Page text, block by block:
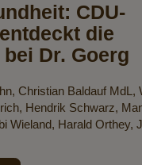
CDU-
die
Dr. Goerg
Christian Baldauf MdL,
Hendrik Schwarz,
Wieland, Harald Orthey,